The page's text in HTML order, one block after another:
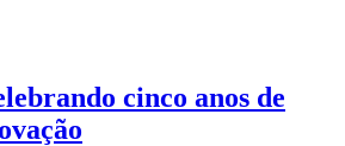
cinco anos de